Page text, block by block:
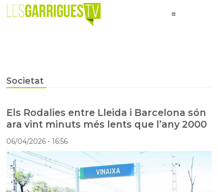
Societat
Els Rodalies entre Lleida i Barcelona són
ara vint minuts més lents que l’any 2000
06/04/2026- 16:56